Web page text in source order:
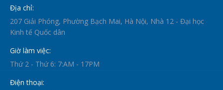
Địa chỉ:
207 Giải Phóng, Phường Bạch Mai, Hà Nội, Nhà 12 - Đại học
Kinh tế Quốc dân
Giờ làm việc:
Thứ 2 - Thứ 6: 7:AM - 17PM
Điện thoại: